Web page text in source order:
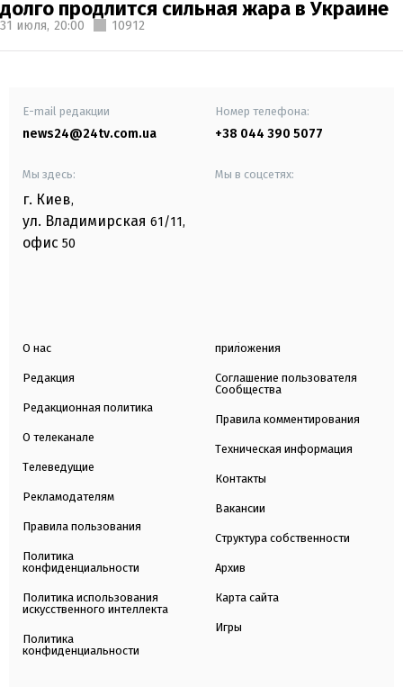
долго продлится сильная жара в Украине
31 июля, 20:00 10912
E-mail редакции
news24@24tv.com.ua
Номер телефона:
+38 044 390 5077
Мы здесь:
г. Киев,
ул. Владимирская 61/11,
офис 50
Мы в соцсетях:
О нас
Редакция
Редакционная политика
О телеканале
Телеведущие
Рекламодателям
Правила пользования
Политика
конфиденциальности
Политика использования
искусственного интеллекта
Политика
конфиденциальности
приложения
Соглашение пользователя
Сообщества
Правила комментирования
Техническая информация
Контакты
Вакансии
Структура собственности
Архив
Карта сайта
Игры